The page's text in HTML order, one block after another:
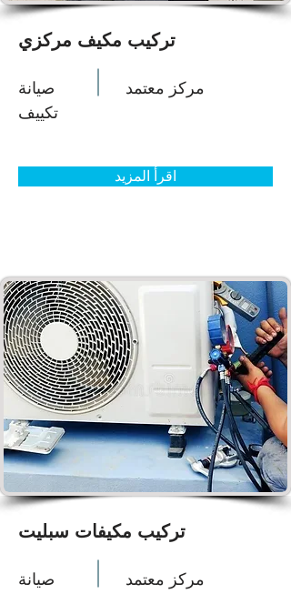
تركيب مكيف مركزي
صيانة
تكييف
مركز معتمد
اقرأ المزيد
تركيب مكيفات سبليت
صيانة
مركز معتمد